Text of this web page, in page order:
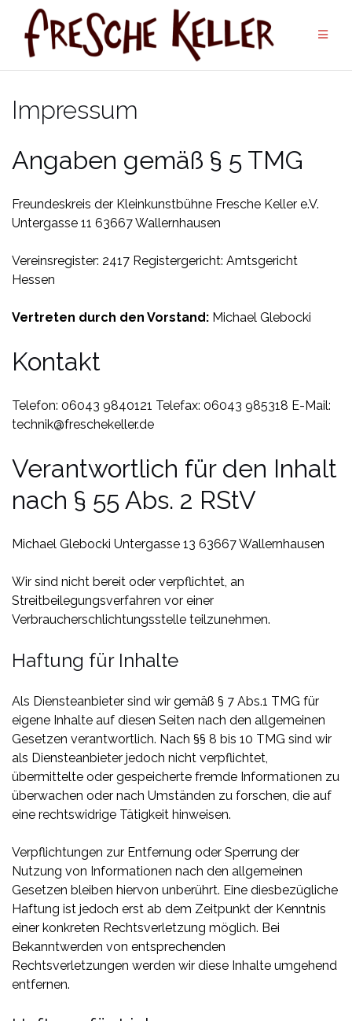
Inhalt
springen
Impressum
Angaben gemäß § 5 TMG
Freundeskreis der Kleinkunstbühne Fresche Keller e.V.
Untergasse 11 63667 Wallernhausen
Vereinsregister: 2417 Registergericht: Amtsgericht
Hessen
Vertreten durch den Vorstand: Michael Glebocki
Kontakt
Telefon: 06043 9840121 Telefax: 06043 985318 E-Mail:
technik@freschekeller.de
Verantwortlich für den Inhalt
nach § 55 Abs. 2 RStV
Michael Glebocki Untergasse 13 63667 Wallernhausen
Wir sind nicht bereit oder verpflichtet, an
Streitbeilegungsverfahren vor einer
Verbraucherschlichtungsstelle teilzunehmen.
Haftung für Inhalte
Als Diensteanbieter sind wir gemäß § 7 Abs.1 TMG für
eigene Inhalte auf diesen Seiten nach den allgemeinen
Gesetzen verantwortlich. Nach §§ 8 bis 10 TMG sind wir
als Diensteanbieter jedoch nicht verpflichtet,
übermittelte oder gespeicherte fremde Informationen zu
überwachen oder nach Umständen zu forschen, die auf
eine rechtswidrige Tätigkeit hinweisen.
Verpflichtungen zur Entfernung oder Sperrung der
Nutzung von Informationen nach den allgemeinen
Gesetzen bleiben hiervon unberührt. Eine diesbezügliche
Haftung ist jedoch erst ab dem Zeitpunkt der Kenntnis
einer konkreten Rechtsverletzung möglich. Bei
Bekanntwerden von entsprechenden
Rechtsverletzungen werden wir diese Inhalte umgehend
entfernen.